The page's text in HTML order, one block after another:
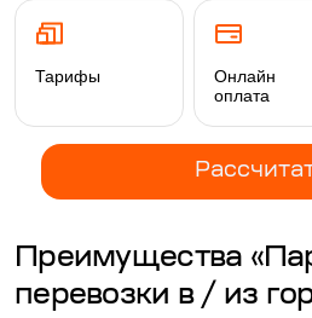
Тарифы
Онлайн
оплата
Преимущества
перевозки в / из